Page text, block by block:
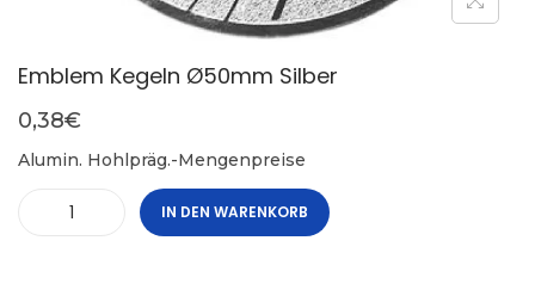
Emblem Kegeln Ø50mm Silber
0,38€
Alumin. Hohlpräg.-Mengenpreise
IN DEN WARENKORB